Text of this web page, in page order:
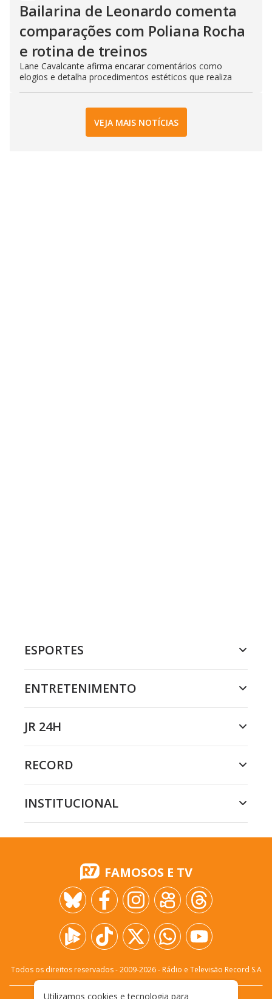
Bailarina de Leonardo comenta
comparações com Poliana Rocha
e rotina de treinos
Lane Cavalcante afirma encarar comentários como
elogios e detalha procedimentos estéticos que realiza
VEJA MAIS NOTÍCIAS
ESPORTES
ENTRETENIMENTO
JR 24H
RECORD
INSTITUCIONAL
FAMOSOS E TV
Todos os direitos reservados - 2009-2026- Rádio e Televisão Record S.A
Utilizamos cookies e tecnologia para